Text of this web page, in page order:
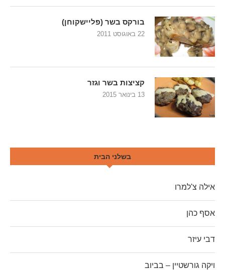
בורקס בשר (פליישקוחן)
22 באוגוסט 2011
קציצות בשר וגזר
13 בינואר 2015
בשלני הבית
אילה צ'למרו
אסף כהן
דבי עיזר
ויקה גורשטיין – בביוב